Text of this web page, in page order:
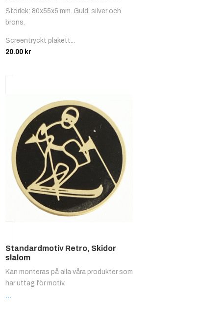
Storlek: 80x55x5 mm. Guld, silver och
brons.
Screentryckt plakett...
20.00 kr
Standardmotiv Retro, Skidor
slalom
Kan monteras på alla våra produkter som
har uttag för motiv.
...